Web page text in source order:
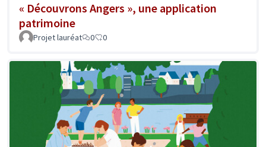
« Découvrons Angers », une application
patrimoine
Projet lauréat 0 0